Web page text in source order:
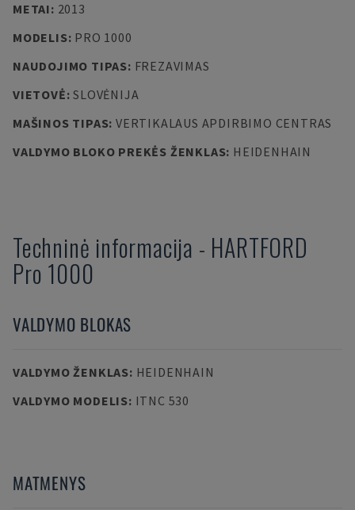
METAI: 2013
MODELIS: PRO 1000
NAUDOJIMO TIPAS: FREZAVIMAS
VIETOVĖ:SLOVĖNIJA
MAŠINOS TIPAS: VERTIKALAUS APDIRBIMO CENTRAS
VALDYMO BLOKO PREKĖS ŽENKLAS: HEIDENHAIN
Techninė informacija - HARTFORD
Pro 1000
VALDYMO BLOKAS
VALDYMO ŽENKLAS: HEIDENHAIN
VALDYMO MODELIS: ITNC 530
MATMENYS